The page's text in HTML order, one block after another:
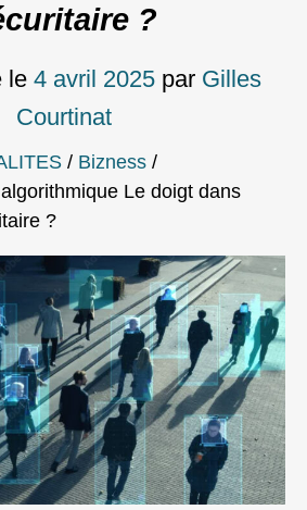
?
le 4 avril 2025 par Gilles
Courtinat
/ Bizness /
Le doigt dans
?